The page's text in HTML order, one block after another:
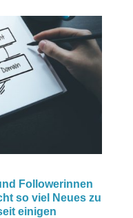
Followerinnen
so viel Neues zu
einigen